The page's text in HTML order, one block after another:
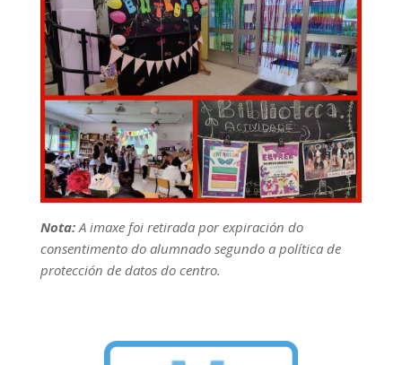
Nota:A imaxe foi retirada por expiración do
consentimento do alumnado segundo a política de
protección de datos do centro.